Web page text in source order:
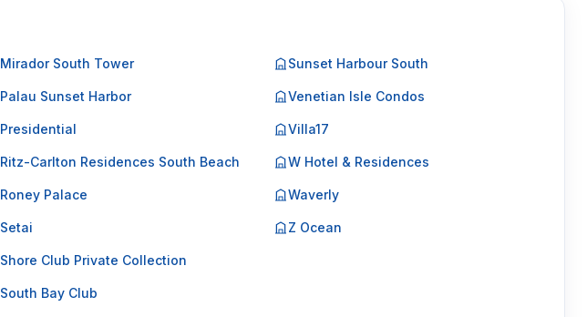
Mirador South Tower
Palau Sunset Harbor
Presidential
Ritz-Carlton Residences South Beach
Roney Palace
Setai
Shore Club Private Collection
South Bay Club
Sunset Harbour South
Venetian Isle Condos
Villa17
W Hotel & Residences
Waverly
Z Ocean